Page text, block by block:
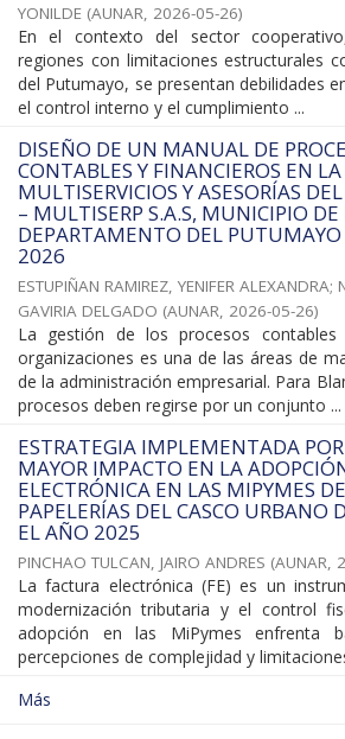
YONILDE (AUNAR, 2026-05-26)
En el contexto del sector
regiones con limitaciones estructurales
del Putumayo, se presentan debilidades
el control interno y el cumplimiento ...
DISEÑO DE UN MANUAL DE
CONTABLES Y FINANCIEROS EN
MULTISERVICIOS Y ASESORÍAS
– MULTISERP S.A.S, MUNICIPIO DE
DEPARTAMENTO DEL PUTUMAYO
2026
ESTUPIÑAN RAMIREZ, YENIFER ALEXANDRA;
GAVIRIA DELGADO (AUNAR, 2026-05-26)
La gestión de los procesos
organizaciones es una de las áreas de
de la administración empresarial. Para
procesos deben regirse por un conjunto ...
ESTRATEGIA IMPLEMENTADA
MAYOR IMPACTO EN LA
ELECTRÓNICA EN LAS MIPYMES
PAPELERÍAS DEL CASCO URBANO
EL AÑO 2025
PINCHAO TULCAN, JAIRO ANDRES (AUNAR,
La factura electrónica (FE) es un
modernización tributaria y el control
adopción en las MiPymes enfrenta
percepciones de complejidad y
Más